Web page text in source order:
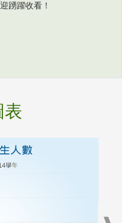
踴躍收看！
表